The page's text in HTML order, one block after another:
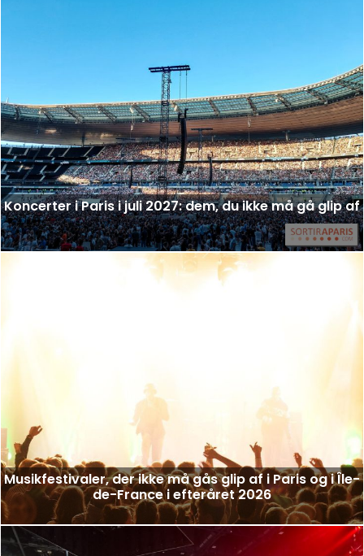
Koncerter i Paris i juli 2027: dem, du ikke må gå glip af
Musikfestivaler, der ikke må gås glip af i Paris og i Île-
de-France i efteråret 2026